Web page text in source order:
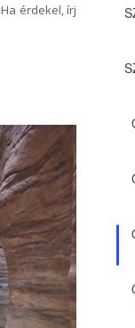
érdekel, írj